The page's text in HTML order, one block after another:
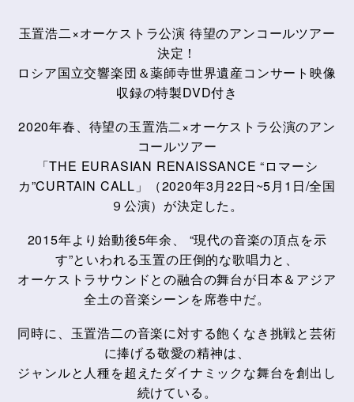
玉置浩二×オーケストラ公演 待望のアンコールツアー
決定！
ロシア国立交響楽団＆薬師寺世界遺産コンサート映像
収録の特製DVD付き
2020年春、待望の玉置浩二×オーケストラ公演のアン
コールツアー
「THE EURASIAN RENAISSANCE “ロマーシ
カ”CURTAIN CALL」（2020年3月22日~5月1日/全国
９公演）が決定した。
2015年より始動後5年余、 “現代の音楽の頂点を示
す”といわれる玉置の圧倒的な歌唱力と、
オーケストラサウンドとの融合の舞台が日本＆アジア
全土の音楽シーンを席巻中だ。
同時に、玉置浩二の音楽に対する飽くなき挑戦と芸術
に捧げる敬愛の精神は、
ジャンルと人種を超えたダイナミックな舞台を創出し
続けている。